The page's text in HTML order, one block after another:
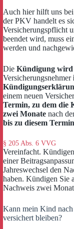
Auch hier hilft uns
der PKV handelt es
Versicherungspflicht
beendet wird, muss
werden und
Die Kündigung
Versicherungsnehmer
einem neuen
Termin, zu dem die
zwei Monate nach
bis zu diesem Termin
§ 205 Abs. 6 VVG
Vereinfacht.
einer
Jahreswechsel den
haben. Kündigen Sie
Nachweis zwei
Kann mein Kind
versichert bleiben?